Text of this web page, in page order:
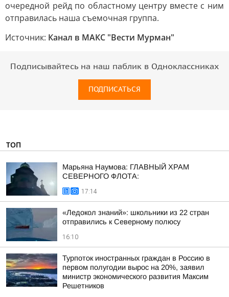
очередной рейд по областному центру вместе с ним
отправилась наша съемочная группа.
Источник: Канал в МАКС "Вести Мурман"
Подписывайтесь на наш паблик в Одноклассниках
ПОДПИСАТЬСЯ
ТОП
Марьяна Наумова: ГЛАВНЫЙ ХРАМ
СЕВЕРНОГО ФЛОТА:
17:14
«Ледокол знаний»: школьники из 22 стран
отправились к Северному полюсу
16:10
Турпоток иностранных граждан в Россию в
первом полугодии вырос на 20%, заявил
министр экономического развития Максим
Решетников